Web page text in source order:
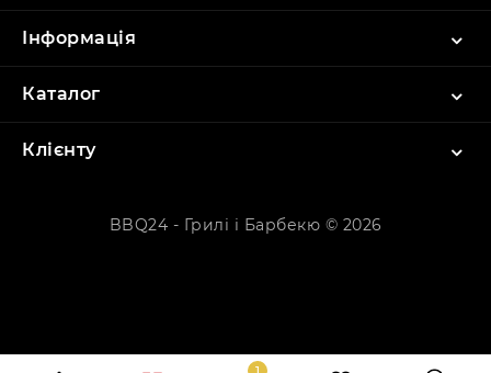
Інформація
Каталог
Клієнту
BBQ24 - Грилі і Барбекю © 2026